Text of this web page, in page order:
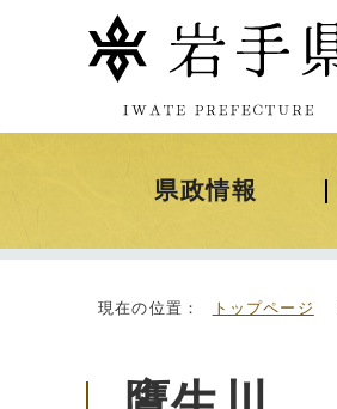
県政情報
現在の位置： トップページ